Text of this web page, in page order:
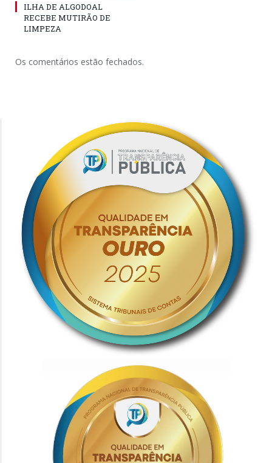
ILHA DE ALGODOAL
RECEBE MUTIRÃO DE
LIMPEZA
Os comentários estão fechados.